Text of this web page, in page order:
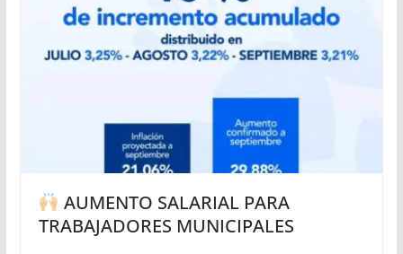
AUMENTO SALARIAL PARA
TRABAJADORES MUNICIPALES